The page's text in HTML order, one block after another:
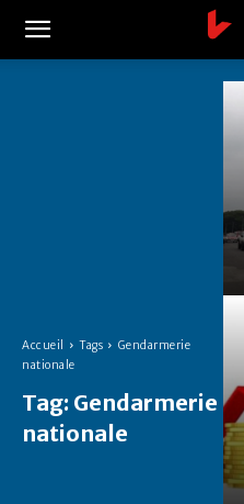
Accueil Tags
Gendarmerie
nationale
Tag: Gendarmerie
nationale